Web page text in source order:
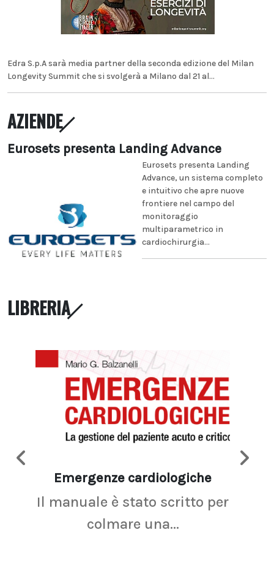
Edra S.p.A sarà media partner della seconda edizione del Milan
Longevity Summit che si svolgerà a Milano dal 21 al...
AZIENDE
Eurosets presenta Landing Advance
Eurosets presenta Landing
Advance, un sistema completo
e intuitivo che apre nuove
frontiere nel campo del
monitoraggio
multiparametrico in
cardiochirurgia...
LIBRERIA
Emergenze cardiologiche
Il manuale è stato scritto per
colmare una...